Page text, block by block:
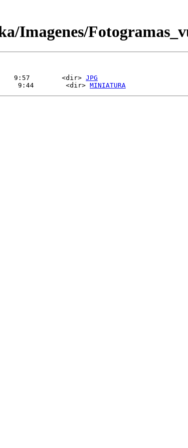
Imagenes/
9:57        <dir> JPG
9:44        <dir> MINIATURA